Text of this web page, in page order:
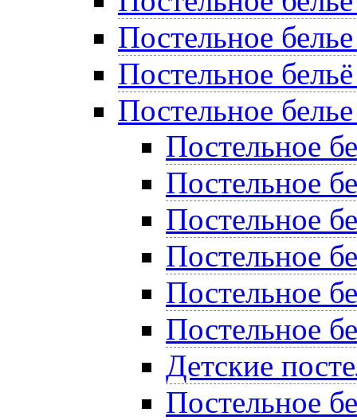
Постельное
Постельное
Постельное
Постельное
Постельное
Постельное
Постельное
Постельное
Постельное
Детские
Постельное